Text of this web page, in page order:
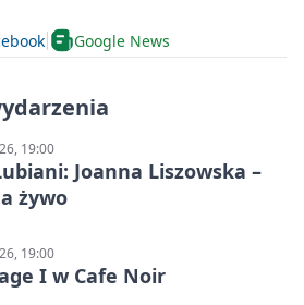
Google News
19:00
Joanna Liszowska –
żywo
19:00
I w Cafe Noir